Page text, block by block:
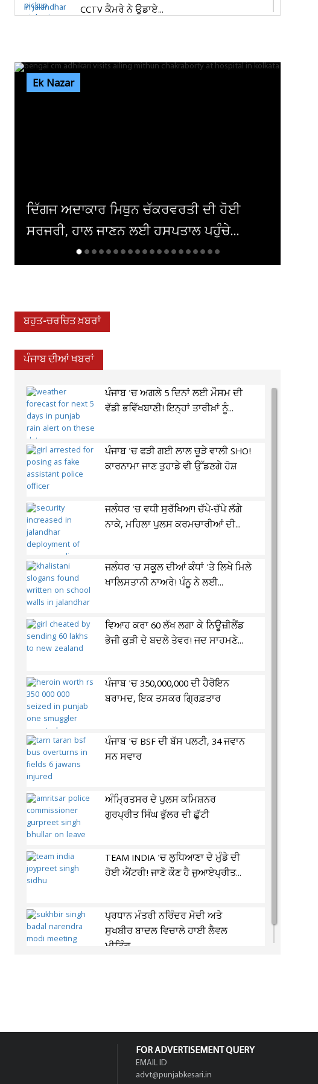
CCTV ਕੈਮਰੇ ਨੇ ਉਡਾਏ...
Ek Nazar
ਦਮਿਸ਼ਕ 'ਚ ਬੰਬ ਧਮਾਕਾ, 14 ਲੋਕ ਜ਼ਖਮੀ
ਬਹੁਤ-ਚਰਚਿਤ ਖ਼ਬਰਾਂ
ਪੰਜਾਬ ਦੀਆਂ ਖਬਰਾਂ
ਪੰਜਾਬ 'ਚ ਅਗਲੇ 5 ਦਿਨਾਂ ਲਈ ਮੌਸਮ ਦੀ
ਵੱਡੀ ਭਵਿੱਖਬਾਣੀ! ਇਨ੍ਹਾਂ ਤਾਰੀਖ਼ਾਂ ਨੂੰ...
ਪੰਜਾਬ 'ਚ ਫੜੀ ਗਈ ਲਾਲ ਚੂੜੇ ਵਾਲੀ SHO!
ਕਾਰਨਾਮਾ ਜਾਣ ਤੁਹਾਡੇ ਵੀ ਉੱਡਣਗੇ ਹੋਸ਼
ਜਲੰਧਰ 'ਚ ਵਧੀ ਸੁਰੱਖਿਆ! ਚੱਪੇ-ਚੱਪੇ ਲੱਗੇ
ਨਾਕੇ, ਮਹਿਲਾ ਪੁਲਸ ਕਰਮਚਾਰੀਆਂ ਦੀ...
ਜਲੰਧਰ 'ਚ ਸਕੂਲ ਦੀਆਂ ਕੰਧਾਂ 'ਤੇ ਲਿਖੇ ਮਿਲੇ
ਖਾਲਿਸਤਾਨੀ ਨਾਅਰੇ! ਪੰਨੂ ਨੇ ਲਈ...
ਵਿਆਹ ਕਰਾ 60 ਲੱਖ ਲਗਾ ਕੇ ਨਿਊਜ਼ੀਲੈਂਡ
ਭੇਜੀ ਕੁੜੀ ਦੇ ਬਦਲੇ ਤੇਵਰ! ਜਦ ਸਾਹਮਣੇ...
ਪੰਜਾਬ 'ਚ 350,000,000 ਦੀ ਹੈਰੋਇਨ
ਬਰਾਮਦ, ਇਕ ਤਸਕਰ ਗ੍ਰਿਫ਼ਤਾਰ
ਪੰਜਾਬ 'ਚ BSF ਦੀ ਬੱਸ ਪਲਟੀ, 34 ਜਵਾਨ
ਸਨ ਸਵਾਰ
ਅੰਮ੍ਰਿਤਸਰ ਦੇ ਪੁਲਸ ਕਮਿਸ਼ਨਰ
ਗੁਰਪ੍ਰੀਤ ਸਿੰਘ ਭੁੱਲਰ ਦੀ ਛੁੱਟੀ
TEAM INDIA 'ਚ ਲੁਧਿਆਣਾ ਦੇ ਮੁੰਡੇ ਦੀ
ਹੋਈ ਐਂਟਰੀ! ਜਾਣੋ ਕੌਣ ਹੈ ਜੁਆਏਪ੍ਰੀਤ...
ਪ੍ਰਧਾਨ ਮੰਤਰੀ ਨਰਿੰਦਰ ਮੋਦੀ ਅਤੇ
ਸੁਖਬੀਰ ਬਾਦਲ ਵਿਚਾਲੇ ਹਾਈ ਲੈਵਲ
ਮੀਟਿੰਗ
FOR ADVERTISEMENT QUERY
EMAIL ID
advt@punjabkesari.in